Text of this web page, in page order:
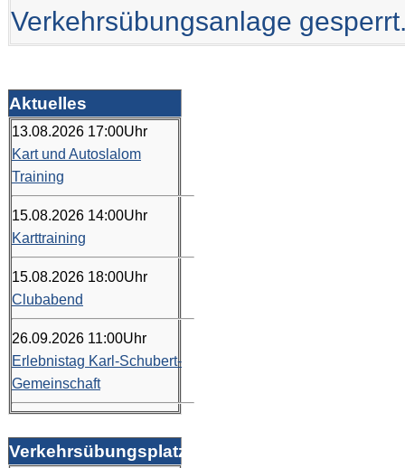
Verkehrsübungsanlage
Aktuelles
13.08.2026 17:00Uhr
Kart und Autoslalom
Training
15.08.2026 14:00Uhr
Karttraining
15.08.2026 18:00Uhr
Clubabend
26.09.2026 11:00Uhr
Erlebnistag Karl-Schubert-
Gemeinschaft
Verkehrsübungsplatz